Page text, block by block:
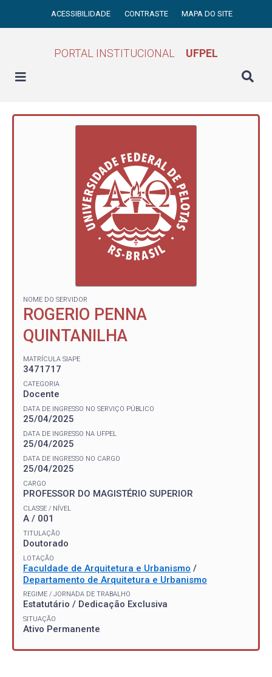
ACESSIBILIDADE CONTRASTE MAPA DO SITE
PORTAL INSTITUCIONAL UFPEL
NOME DO SERVIDOR
ROGERIO PENNA
QUINTANILHA
MATRÍCULA SIAPE
3471717
CATEGORIA
Docente
DATA DE INGRESSO NO SERVIÇO PÚBLICO
25/04/2025
DATA DE INGRESSO NA UFPEL
25/04/2025
DATA DE INGRESSO NO CARGO
25/04/2025
CARGO
PROFESSOR DO MAGISTÉRIO SUPERIOR
CLASSE / NÍVEL
A / 001
TITULAÇÃO
Doutorado
LOTAÇÃO
Faculdade de Arquitetura e Urbanismo /
Departamento de Arquitetura e Urbanismo
REGIME / JORNADA DE TRABALHO
Estatutário / Dedicação Exclusiva
SITUAÇÃO
Ativo Permanente